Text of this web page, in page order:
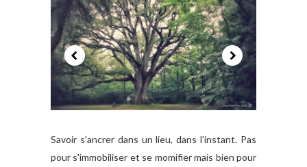
Savoir s'ancrer dans un lieu, dans l'instant. Pas
pour s'immobiliser et se momifier mais bien pour